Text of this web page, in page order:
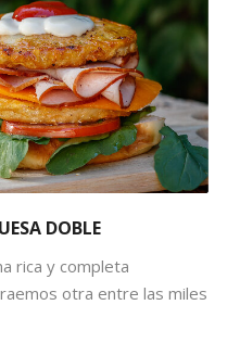
DOBLE
rica y completa
otra entre las miles